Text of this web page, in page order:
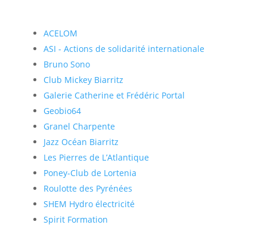
ACELOM
ASI - Actions de solidarité internationale
Bruno Sono
Club Mickey Biarritz
Galerie Catherine et Frédéric Portal
Geobio64
Granel Charpente
Jazz Océan Biarritz
Les Pierres de L’Atlantique
Poney-Club de Lortenia
Roulotte des Pyrénées
SHEM Hydro électricité
Spirit Formation